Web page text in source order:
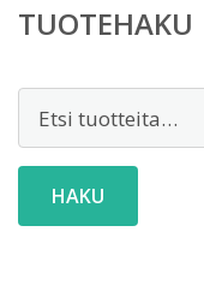
TUOTEHAKU
HAKU